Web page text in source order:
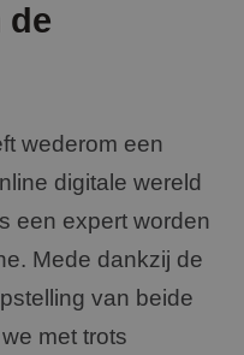
de
wederom een
digitale wereld
een expert worden
Mede dankzij de
van beide
met trots